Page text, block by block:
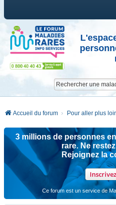
Accueil du forum Pour aller plus
3 millions de personnes
rare. Ne
Rejoignez la
Ce forum est un service de